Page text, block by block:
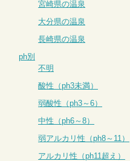
宮崎県の温泉
大分県の温泉
長崎県の温泉
ph別
不明
酸性（ph3未満）
弱酸性（ph3～6）
中性（ph6～8）
弱アルカリ性（ph8～11）
アルカリ性（ph11超え）